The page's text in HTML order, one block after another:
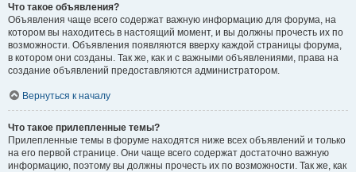
Что такое объявления?
Объявления чаще всего содержат важную информацию для форума, на
котором вы находитесь в настоящий момент, и вы должны прочесть их по
возможности. Объявления появляются вверху каждой страницы форума,
в котором они созданы. Так же, как и с важными объявлениями, права на
создание объявлений предоставляются администратором.
Вернуться к началу
Что такое прилепленные темы?
Прилепленные темы в форуме находятся ниже всех объявлений и только
на его первой странице. Они чаще всего содержат достаточно важную
информацию, поэтому вы должны прочесть их по возможности. Так же, как